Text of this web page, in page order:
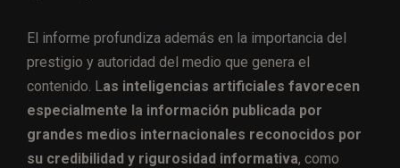
El informe profundiza además en la importancia del
prestigio y autoridad del medio que genera el
contenido. Las inteligencias artificiales favorecen
especialmente la información publicada por
grandes medios internacionales reconocidos por
su credibilidad y rigurosidad informativa, como